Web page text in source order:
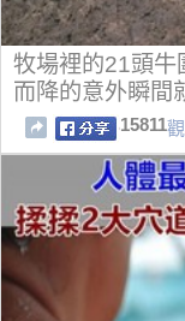
牧場裡的21頭牛
而降的意外瞬
15811